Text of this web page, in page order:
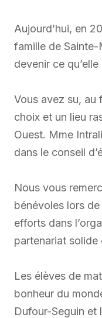
Aujourd’hui, en
famille de Sainte-
devenir ce qu’elle
Vous avez su, au
choix et un lieu
Ouest. Mme
dans le conseil
Nous vous
bénévoles lors
efforts dans
partenariat solide
Les élèves de
bonheur du
Dufour-Seguin et